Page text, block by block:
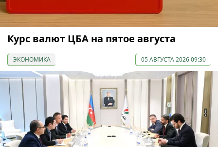
Курс валют ЦБА на пятое августа
ЭКОНОМИКА 05 АВГУСТА 2026 09:30